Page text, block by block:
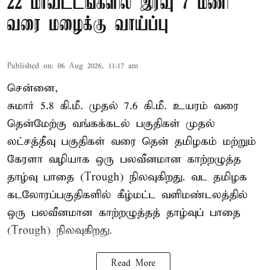
வரை மழைக்கு வாய்ப்பு
Published on: 06 Aug 2026, 11:17 am
சென்னை,
சுமார் 5.8 கி.மீ. முதல் 7.6 கி.மீ. உயரம் வரை
தென்மேற்கு வங்கக்கடல் பகுதிகள் முதல்
லட்சத்தீவு பகுதிகள் வரை தென் தமிழகம் மற்றும்
கேரளா வழியாக ஒரு பலவீனமான காற்றழுத்த
தாழ்வு பாதை (Trough) நிலவுகிறது. வட தமிழக
கடலோரப்பகுதிகளில் கீழ்மட்ட வளிமண்டலத்தில்
ஒரு பலவீனமான காற்றழுத்தத் தாழ்வுப் பாதை
(Trough) நிலவுகிறது.
Read More